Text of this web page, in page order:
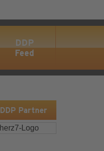
DDP
Feed
DDP Partner